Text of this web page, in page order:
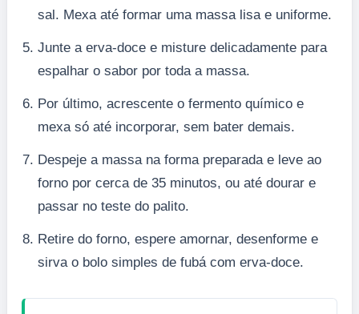
sal. Mexa até formar uma massa lisa e uniforme.
Junte a erva-doce e misture delicadamente para
espalhar o sabor por toda a massa.
Por último, acrescente o fermento químico e
mexa só até incorporar, sem bater demais.
Despeje a massa na forma preparada e leve ao
forno por cerca de 35 minutos, ou até dourar e
passar no teste do palito.
Retire do forno, espere amornar, desenforme e
sirva o bolo simples de fubá com erva-doce.